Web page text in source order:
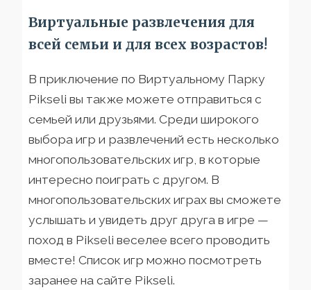
Виртуальные развлечения для
всей семьи и для всех возрастов!
В приключение по Виртуальному Парку
Pikseli вы также можете отправиться с
семьей или друзьями. Среди широкого
выбора игр и развлечений есть несколько
многопользовательских игр, в которые
интересно поиграть с другом. В
многопользовательских играх вы сможете
услышать и увидеть друг друга в игре —
поход в Pikseli веселее всего проводить
вместе! Список игр можно посмотреть
заранее на сайте Pikseli.